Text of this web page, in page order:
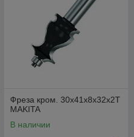
Фреза кром. 30х41х8х32х2Т
MAKITA
В наличии